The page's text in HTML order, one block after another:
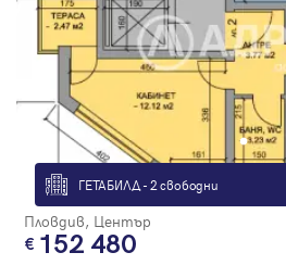
ГЕТАБИЛД - 2 свободни
Пловдив, Център
152 480